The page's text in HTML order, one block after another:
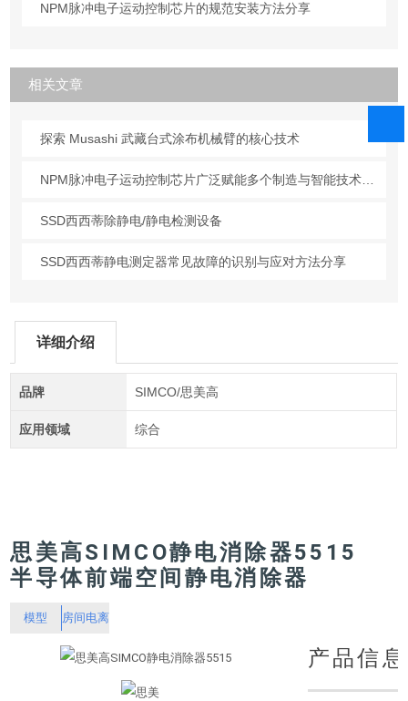
NPM脉冲电子运动控制芯片的规范安装方法分享
相关文章
探索 Musashi 武藏台式涂布机械臂的核心技术
NPM脉冲电子运动控制芯片广泛赋能多个制造与智能技术领域
SSD西西蒂除静电/静电检测设备
SSD西西蒂静电测定器常见故障的识别与应对方法分享
详细介绍
品牌 SIMCO/思美高
应用领域 综合
思美高SIMCO静电消除器5515
半导体前端空间静电消除器
模型 房间电离
产品信息